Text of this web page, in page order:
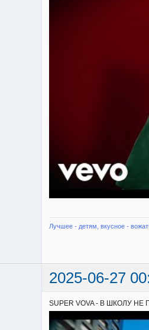
Лучшее - детям, вкусное -
2025-06-27
SUPER VOVA - В ШКОЛУ НЕ